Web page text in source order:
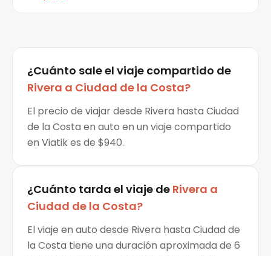
¿Cuánto sale el viaje compartido de
Rivera a Ciudad de la Costa?
El precio de viajar desde Rivera hasta Ciudad
de la Costa en auto en un viaje compartido
en Viatik es de $940.
¿Cuánto tarda el viaje de Rivera a
Ciudad de la Costa?
El viaje en auto desde Rivera hasta Ciudad de
la Costa tiene una duración aproximada de 6